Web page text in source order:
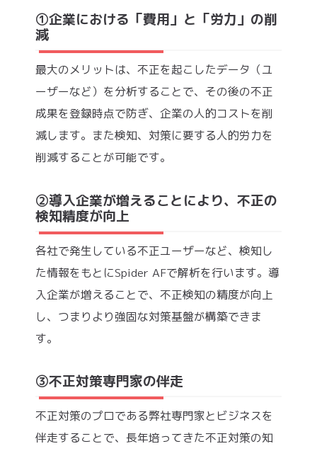
①企業における「費用」と「労力」の削
減
最大のメリットは、不正を起こしたデータ（ユ
ーザーなど）を分析することで、その後の不正
成果を登録時点で防ぎ、企業の人的コストを削
減します。また検知、対策に要する人的労力を
削減することが可能です。
②導入企業が増えることにより、不正の
検知精度が向上
各社で発生している不正ユーザーなど、検知し
た情報をもとにSpider AFで解析を行います。導
入企業が増えることで、不正検知の精度が向上
し、つまりより強固な対策基盤が構築できま
す。
③不正対策専門家の伴走
不正対策のプロである弊社専門家とビジネスを
伴走することで、長年培ってきた不正対策の知